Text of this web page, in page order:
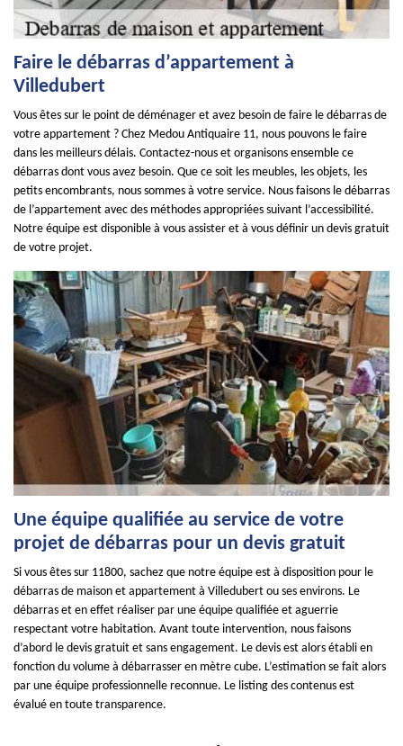
Faire le débarras d’appartement à
Villedubert
Vous êtes sur le point de déménager et avez besoin de faire le débarras de
votre appartement ? Chez Medou Antiquaire 11, nous pouvons le faire
dans les meilleurs délais. Contactez-nous et organisons ensemble ce
débarras dont vous avez besoin. Que ce soit les meubles, les objets, les
petits encombrants, nous sommes à votre service. Nous faisons le débarras
de l’appartement avec des méthodes appropriées suivant l’accessibilité.
Notre équipe est disponible à vous assister et à vous définir un devis gratuit
de votre projet.
Une équipe qualifiée au service de votre
projet de débarras pour un devis gratuit
Si vous êtes sur 11800, sachez que notre équipe est à disposition pour le
débarras de maison et appartement à Villedubert ou ses environs. Le
débarras et en effet réaliser par une équipe qualifiée et aguerrie
respectant votre habitation. Avant toute intervention, nous faisons
d’abord le devis gratuit et sans engagement. Le devis est alors établi en
fonction du volume à débarrasser en mètre cube. L’estimation se fait alors
par une équipe professionnelle reconnue. Le listing des contenus est
évalué en toute transparence.